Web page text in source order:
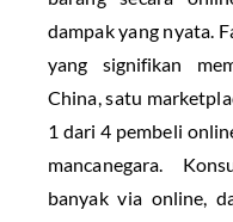
dampak yang nyata.
yang signifikan
China, satu
1 dari 4 pembeli
mancanegara.
banyak via online,